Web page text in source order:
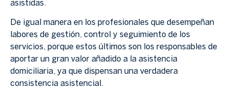
asistidas.
De igual manera en los profesionales que desempeñan
labores de gestión, control y seguimiento de los
servicios, porque estos últimos son los responsables de
aportar un gran valor añadido a la asistencia
domiciliaria, ya que dispensan una verdadera
consistencia asistencial.